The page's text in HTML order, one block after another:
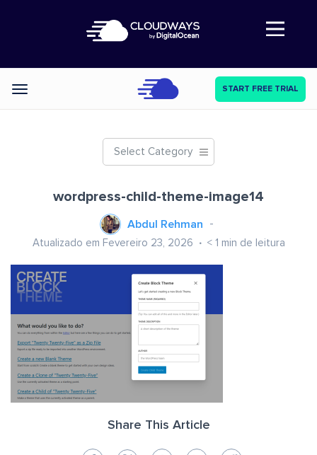
Abre a navegação
Categories START FREE TRIAL
Select Category
wordpress-child-theme-image14
Abdul Rehman
Atualizado em Fevereiro 23, 2026 < 1 min de leitura
Share This Article